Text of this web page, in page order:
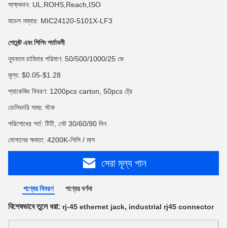
সাক্ষ্যদান: UL,ROHS,Reach,ISO
মডেল নম্বার: MIC24120-5101X-LF3
পেমেন্ট এবং শিপিং শর্তাবলী
ন্যূনতম চাহিদার পরিমাণ: 50/500/1000/25 কে
মূল্য: $0.05-$1.28
প্যাকেজিং বিবরণ: 1200pcs carton, 50pcs ট্রে
ডেলিভারি সময়: স্টক
পরিশোধের শর্ত: টিটি, নেট 30/60/90 দিন
যোগানের ক্ষমতা: 4200K-পিসি / মাস
সেরা মূল্য পান
পণ্যের বিবরণ পণ্যের বর্ণনা
বিশেষভাবে তুলে ধরা: rj-45 ethernet jack, industrial rj45 connector